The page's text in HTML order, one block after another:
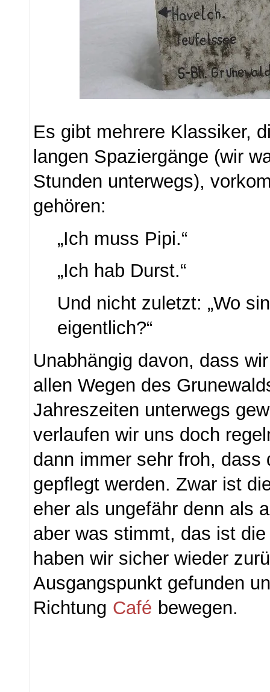
Es gibt mehrere Klassiker,
langen Spaziergänge (wir
Stunden unterwegs),
gehören:
„Ich muss Pipi.“
„Ich hab Durst.“
Und nicht zuletzt: „Wo
eigentlich?“
Unabhängig davon, dass
allen Wegen des
Jahreszeiten unterwegs
verlaufen wir uns doch
dann immer sehr froh, dass
gepflegt werden. Zwar ist
eher als ungefähr denn als
aber was stimmt, das ist
haben wir sicher wieder
Ausgangspunkt gefunden
Richtung Café bewegen.